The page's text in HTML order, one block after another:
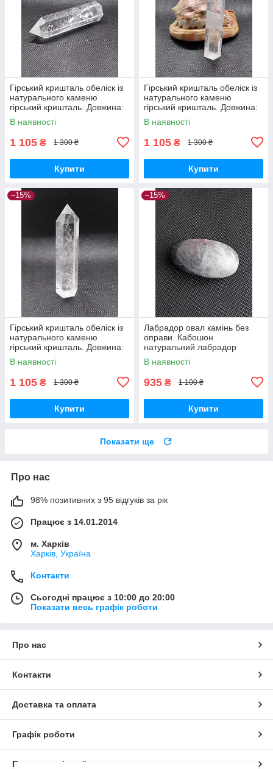
Гірський кришталь обеліск із
натурального каменю
гірський кришталь. Довжина:
95мм.
В наявності
1 105 ₴ 1 300 ₴
Купити
Гірський кришталь обеліск із
натурального каменю
гірський кришталь. Довжина:
98 мм.
В наявності
1 105 ₴ 1 300 ₴
Купити
–15%
Гірський кришталь обеліск із
натурального каменю
гірський кришталь. Довжина:
110 мм.
В наявності
1 105 ₴ 1 300 ₴
Купити
–15%
Лабрадор овал камінь без
оправи. Кабошон
натуральний лабрадор
58*31*20 мм. Індія.
В наявності
935 ₴ 1 100 ₴
Купити
Показати ще
Про нас
98% позитивних з 95 відгуків за рік
Працює з 14.01.2014
м. Харків
Харків, Україна
Контакти
Сьогодні працює з 10:00 до 20:00
Показати весь графік роботи
Про нас
Контакти
Доставка та оплата
Графік роботи
Повна версія сайту